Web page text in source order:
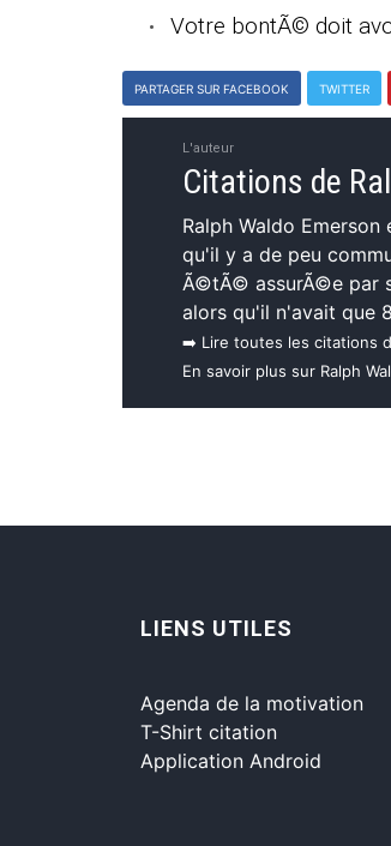
Votre bontÃ© doit
PARTAGER SUR FACEBOOK TWITTER
L'auteur
Citations de
Ralph Waldo
qu'il y a de peu
Ã©tÃ© assurÃ©e par
alors qu'il n'avait que
➡️ Lire toutes les citations
En savoir plus sur Ralph
LIENS UTILES
Agenda de la motivation
T-Shirt citation
Application Android